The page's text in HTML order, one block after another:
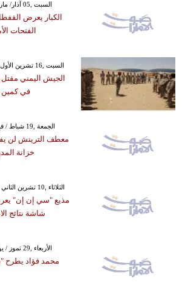
GMT 21:01 2016 السبت ,05 آذار/ مارس
الكبار يعرض
الفتحات
GMT 01:06 2021 السبت ,16 تشرين الأول / أكتوبر
في
GMT 05:32 2021 الجمعة ,19 شباط / فبراير
معطف الترينش لن
خزانة
GMT 01:28 2020 الثلاثاء ,10 تشرين الثاني / نوفمبر
مذيع "سي إن إن"
شاشة نتائج
GMT 21:13 2020 الأربعاء ,29 تموز / يوليو
محمد فؤاد يطرح